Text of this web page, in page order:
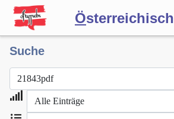
Österreichisch
Wörterbuch
Forum
Suche